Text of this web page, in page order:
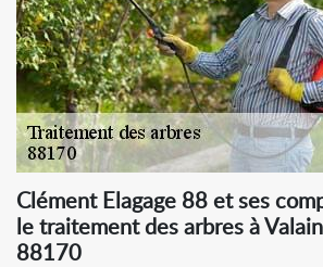
Clément Elagage 88 et ses
le traitement des arbres à
88170